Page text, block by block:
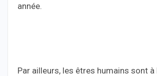
année.
Par ailleurs, les êtres humains sont à